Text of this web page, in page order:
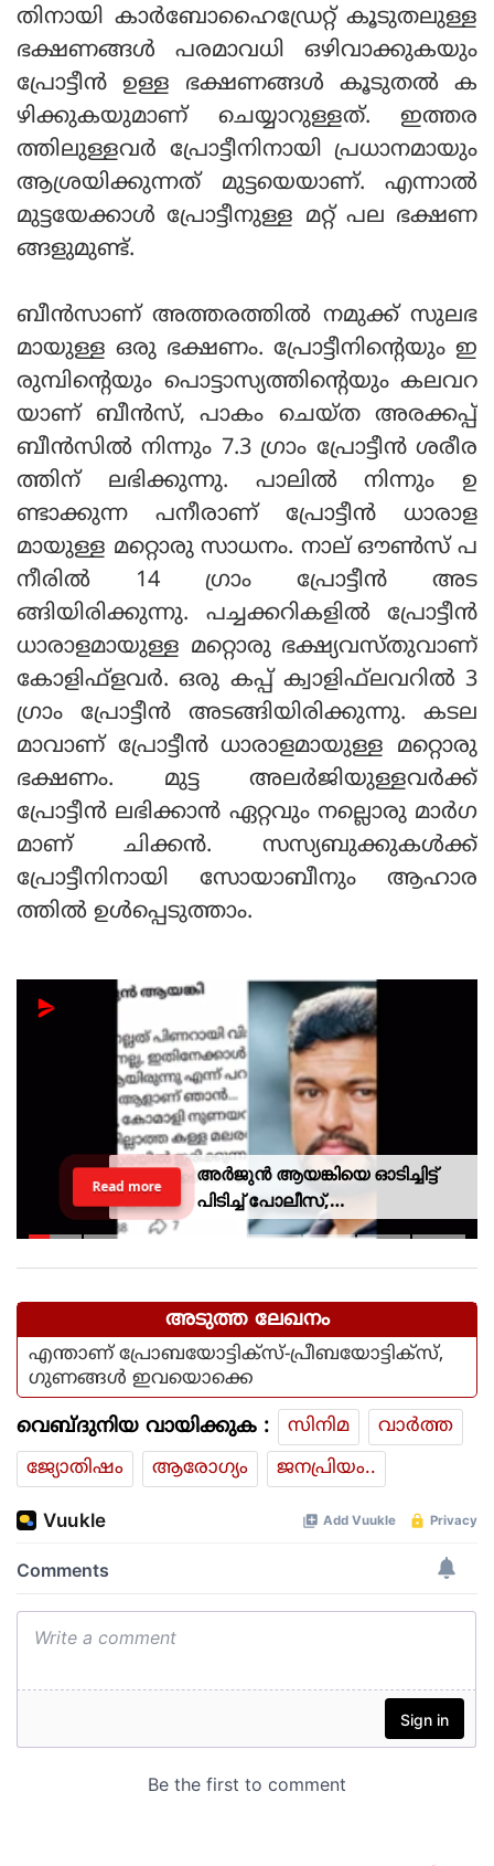
തിനായി കാര്‍ബോഹൈഡ്രേറ്റ് കൂടുതലുള്ള
ഭക്ഷണങ്ങള്‍ പരമാവധി ഒഴിവാക്കുകയും
പ്രോട്ടീന്‍ ഉള്ള ഭക്ഷണങ്ങള്‍ കൂടുതല്‍ ക
ഴിക്കുകയുമാണ് ചെയ്യാറുള്ളത്. ഇത്തര
ത്തിലുള്ളവര്‍ പ്രോട്ടീനിനായി പ്രധാനമായും
ആശ്രയിക്കുന്നത് മുട്ടയെയാണ്. എന്നാല്‍
മുട്ടയേക്കാള്‍ പ്രോട്ടീനുള്ള മറ്റ് പല ഭക്ഷണ
ങ്ങളുമുണ്ട്.
ബീന്‍സാണ് അത്തരത്തില്‍ നമുക്ക് സുലഭ
മായുള്ള ഒരു ഭക്ഷണം. പ്രോട്ടീനിന്റെയും ഇ
രുമ്പിന്റെയും പൊട്ടാസ്യത്തിന്റെയും കലവറ
യാണ് ബീന്‍സ്, പാകം ചെയ്ത അരക്കപ്പ്
ബീന്‍സില്‍ നിന്നും 7.3 ഗ്രാം പ്രോട്ടീന്‍ ശരീര
ത്തിന് ലഭിക്കുന്നു. പാലില്‍ നിന്നും ഉ
ണ്ടാക്കുന്ന പനീരാണ് പ്രോട്ടീന്‍ ധാരാള
മായുള്ള മറ്റൊരു സാധനം. നാല് ഔണ്‍സ് പ
നീരില്‍ 14 ഗ്രാം പ്രോട്ടീന്‍ അട
ങ്ങിയിരിക്കുന്നു. പച്ചക്കറികളില്‍ പ്രോട്ടീന്‍
ധാരാളമായുള്ള മറ്റൊരു ഭക്ഷ്യവസ്തുവാണ്
കോളിഫ്‌ളവര്‍. ഒരു കപ്പ് ക്വാളിഫ്‌ലവറില്‍ 3
ഗ്രാം പ്രോട്ടീന്‍ അടങ്ങിയിരിക്കുന്നു. കടല
മാവാണ് പ്രോട്ടീന്‍ ധാരാളമായുള്ള മറ്റൊരു
ഭക്ഷണം. മുട്ട അലര്‍ജിയുള്ളവര്‍ക്ക്
പ്രോട്ടീന്‍ ലഭിക്കാന്‍ ഏറ്റവും നല്ലൊരു മാര്‍ഗ
മാണ് ചിക്കന്‍. സസ്യബുക്കുകള്‍ക്ക്
പ്രോട്ടീനിനായി സോയാബീനും ആഹാര
ത്തില്‍ ഉള്‍പ്പെടുത്താം.
അർജുൻ ആയങ്കിയെ ഓടിച്ചിട്ട്
പിടിച്ച് പോലീസ്,
സ്റ്റേഷനിലെത്തി പത്രവായന,
Read more
അടുത്ത ലേഖനം
എന്താണ് പ്രോബയോട്ടിക്‌സ്-പ്രീബയോട്ടിക്‌സ്,
ഗുണങ്ങള്‍ ഇവയൊക്കെ
വെബ്ദുനിയ വായിക്കുക : സിനിമ
വാര്‍ത്ത
ജ്യോതിഷം
ആരോഗ്യം ജനപ്രിയം..